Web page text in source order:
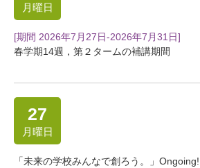
月曜日
[期間 2026年7月27日-2026年7月31日]
春学期14週，第２タームの補講期間
27
月曜日
「未来の学校みんなで創ろう。」